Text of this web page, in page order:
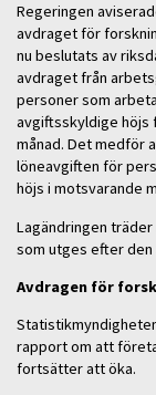
Regeringen
avdraget för
nu beslutats av
avdraget från
personer som
avgiftsskyldige höjs
månad. Det medför
löneavgiften för
höjs i motsvarande
Lagändringen träder
som utges efter den
Avdragen för
rapport om att
fortsätter att öka.